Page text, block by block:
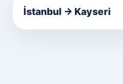
İstanbul → Kayseri